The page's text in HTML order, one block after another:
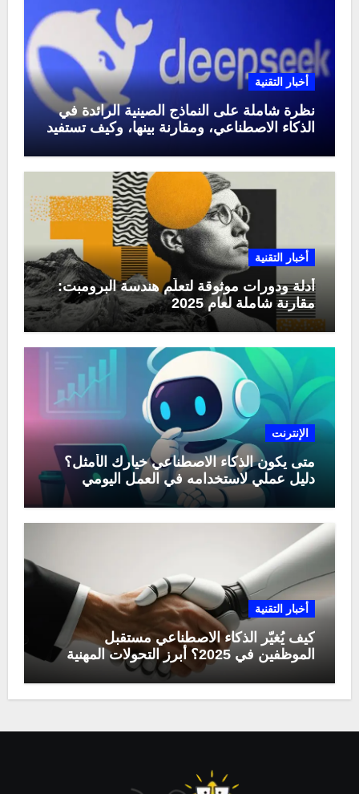
أخبار التقنية
نظرة شاملة على النماذج الصينية الرائدة في
الذكاء الاصطناعي، ومقارنة بينها، وكيف تستفيد
أخبار التقنية
أدلة ودورات موثوقة لتعلّم هندسة البرومبت:
مقارنة شاملة لعام 2025
الإنترنت
متى يكون الذكاء الاصطناعي خيارك الأمثل؟
دليل عملي لاستخدامه في العمل اليومي
أخبار التقنية
كيف يُغيّر الذكاء الاصطناعي مستقبل
الموظفين في 2025؟ أبرز التحولات المهنية